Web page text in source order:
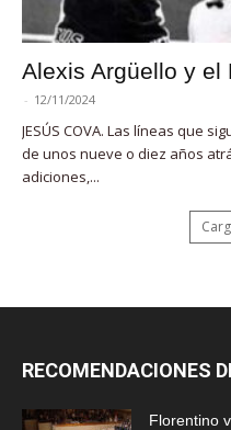
Alexis Argüello y el
- 12/11/2024
JESÚS COVA. Las líneas que
de unos nueve o diez años
adiciones,...
RECOMENDACIONES
Florentino